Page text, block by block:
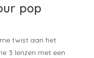
pop
twist aan het
3 lenzen met een